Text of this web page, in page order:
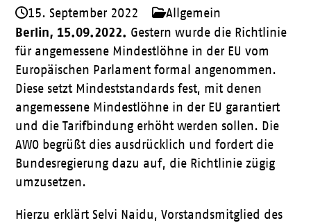
15. September 2022 Allgemein
Berlin, 15.09.2022. Gestern wurde die Richtlinie
für angemessene Mindestlöhne in der EU vom
Europäischen Parlament formal angenommen.
Diese setzt Mindeststandards fest, mit denen
angemessene Mindestlöhne in der EU garantiert
und die Tarifbindung erhöht werden sollen. Die
AWO begrüßt dies ausdrücklich und fordert die
Bundesregierung dazu auf, die Richtlinie zügig
umzusetzen.
Hierzu erklärt Selvi Naidu, Vorstandsmitglied des